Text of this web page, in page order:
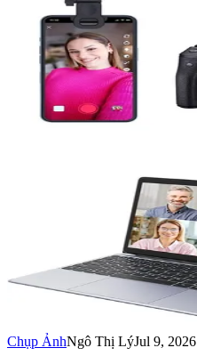
Chụp ẢnhNgô Thị LýJul 9, 2026